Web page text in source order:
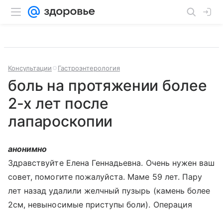
Консультации Гастроэнтерология
боль на протяжении более
2-х лет после
лапароскопии
анонимно
Здравствуйте Елена Геннадьевна. Очень нужен ваш
совет, помогите пожалуйста. Маме 59 лет. Пару
лет назад удалили желчный пузырь (камень более
2см, невыносимые приступы боли). Операция